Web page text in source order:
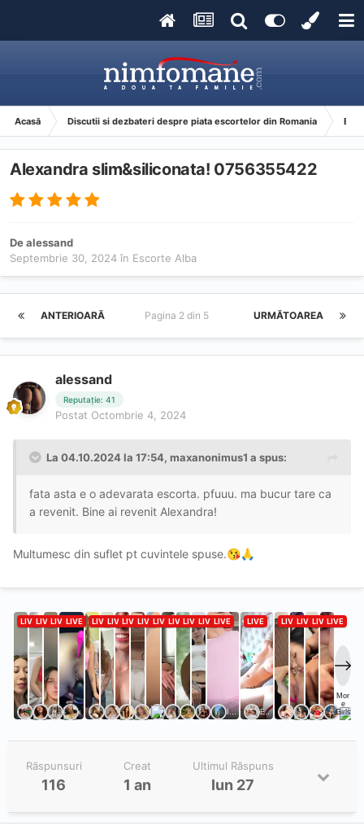
Acasă Discutii si dezbateri despre piata escortelor din Romania
Alexandra slim&siliconata! 0756355422
Dealessand
Septembrie 30, 2024 în Escorte Alba
ANTERIOARĂ URMĂTOAREA
Pagina 2 din 5
alessand
Reputație: 41
Postat Octombrie 4, 2024
La 04.10.2024 la 17:54, maxanonimus1 a spus:
fata asta e o adevarata escorta. pfuuu. ma bucur tare ca
a revenit. Bine ai revenit Alexandra!
Multumesc din suflet pt cuvintele spuse.😘🙏
Răspunsuri
116
Creat
1 an
Ultimul Răspuns
Iun 27